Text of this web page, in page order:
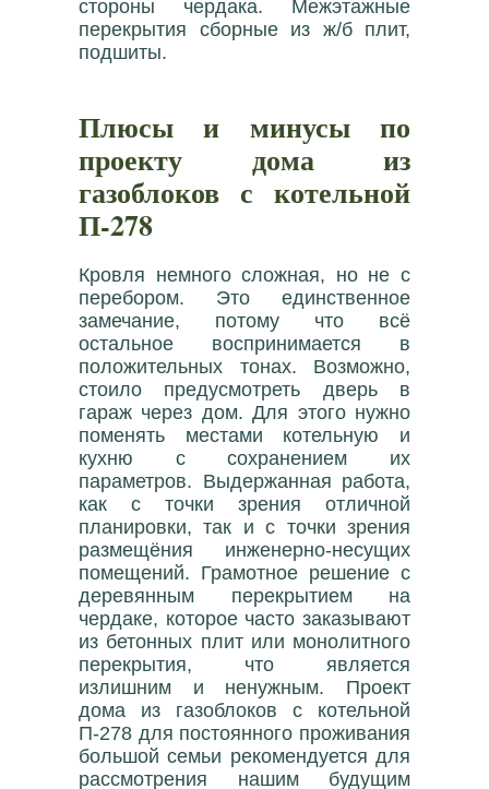
стороны чердака. Межэтажные
перекрытия сборные из ж/б плит,
подшиты.
Плюсы и минусы по
проекту дома из
газоблоков с котельной
П-278
Кровля немного сложная, но не с
перебором. Это единственное
замечание, потому что всё
остальное воспринимается в
положительных тонах. Возможно,
стоило предусмотреть дверь в
гараж через дом. Для этого нужно
поменять местами котельную и
кухню с сохранением их
параметров. Выдержанная работа,
как с точки зрения отличной
планировки, так и с точки зрения
размещёния инженерно-несущих
помещений. Грамотное решение с
деревянным перекрытием на
чердаке, которое часто заказывают
из бетонных плит или монолитного
перекрытия, что является
излишним и ненужным. Проект
дома из газоблоков с котельной
П-278 для постоянного проживания
большой семьи рекомендуется для
рассмотрения нашим будущим